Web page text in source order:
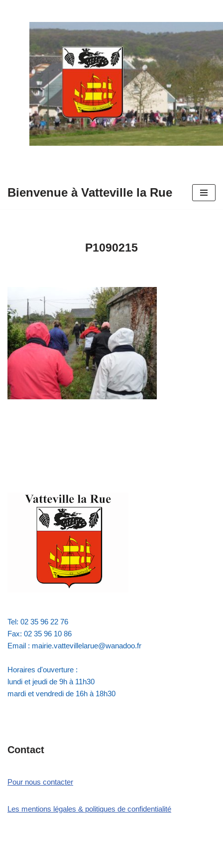
contenu
Bienvenue à Vatteville la Rue
P1090215
Tel: 02 35 96 22 76
Fax: 02 35 96 10 86
Email : mairie.vattevillelarue@wanadoo.fr
Horaires d'ouverture :
lundi et jeudi de 9h à 11h30
mardi et vendredi de 16h à 18h30
Contact
Pour nous contacter
Les mentions légales & politiques de confidentialité